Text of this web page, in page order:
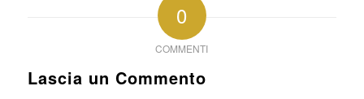
0
COMMENTI
Lascia un Commento